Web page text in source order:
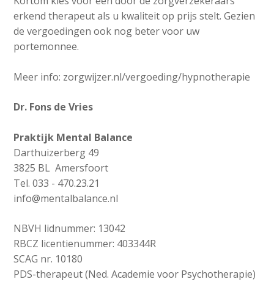
erkend therapeut als u kwaliteit op prijs stelt. Gezien
de vergoedingen ook nog beter voor uw
portemonnee.
Meer info: zorgwijzer.nl/vergoeding/hypnotherapie
Dr. Fons de Vries
Praktijk Mental Balance
Darthuizerberg 49
3825 BL Amersfoort
Tel. 033 - 470.23.21
info@mentalbalance.nl
NBVH lidnummer: 13042
RBCZ licentienummer: 403344R
SCAG nr. 10180
PDS-therapeut (Ned. Academie voor Psychotherapie)